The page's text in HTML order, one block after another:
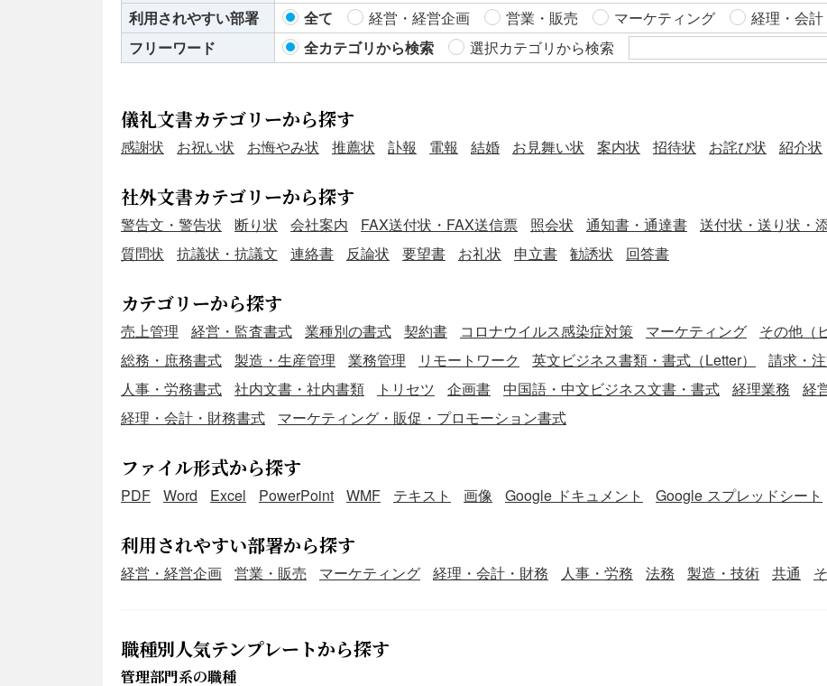
利用されやすい部署
全て 経営・経営企画 営業・販売 マーケティング
経理・会
フリーワード
全カテゴリから検索 選択カテゴリから検索
儀礼文書カテゴリーから探す
感謝状 お祝い状 お悔やみ状 推薦状 訃報 電報 結婚 お見舞い状 案内状 招待状 お詫び状 紹介状
社外文書カテゴリーから探す
警告文・警告状 断り状 会社案内 FAX送付状・FAX送信票 照会状 通知書・通達書 送付状・送り状・
質問状
抗議状・抗議文 連絡書 反論状 要望書 お礼状 申立書 勧誘状 回答書
カテゴリーから探す
売上管理 経営・監査書式 業種別の書式 契約書 コロナウイルス感染症対策 マーケティング その他（
総務・庶務書式
製造・生産管理 業務管理 リモートワーク 英文ビジネス書類・書式（Letter） 請求・
人事・労務書式
社内文書・社内書類 トリセツ 企画書 中国語・中文ビジネス文書・書式 経理業務 経
経理・会計・財務書式
マーケティング・販促・プロモーション書式
ファイル形式から探す
PDF Word Excel PowerPoint WMF テキスト 画像 Google ドキュメント Google スプレッドシート
利用されやすい部署から探す
経営・経営企画 営業・販売 マーケティング 経理・会計・財務 人事・労務 法務 製造・技術 共通
職種別人気テンプレートから探す
管理部門系の職種